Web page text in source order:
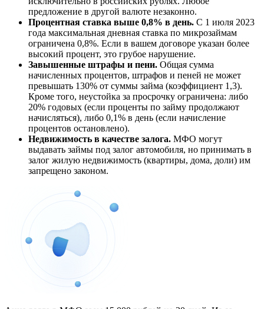
предложение в другой валюте незаконно.
Процентная ставка выше 0,8% в день. С 1 июля 2023
года максимальная дневная ставка по микрозаймам
ограничена 0,8%. Если в вашем договоре указан более
высокий процент, это грубое нарушение.
Завышенные штрафы и пени. Общая сумма
начисленных процентов, штрафов и пеней не может
превышать 130% от суммы займа (коэффициент 1,3).
Кроме того, неустойка за просрочку ограничена: либо
20% годовых (если проценты по займу продолжают
начисляться), либо 0,1% в день (если начисление
процентов остановлено).
Недвижимость в качестве залога. МФО могут
выдавать займы под залог автомобиля, но принимать в
залог жилую недвижимость (квартиры, дома, доли) им
запрещено законом.